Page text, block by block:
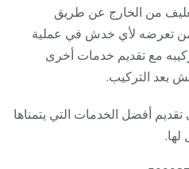
من الخارج عن طريق
من تعرضه لأي خدش في عملية
مع تقديم خدمات أخرى
بعد التركيب.
أفضل الخدمات التي يتمناها
لها.